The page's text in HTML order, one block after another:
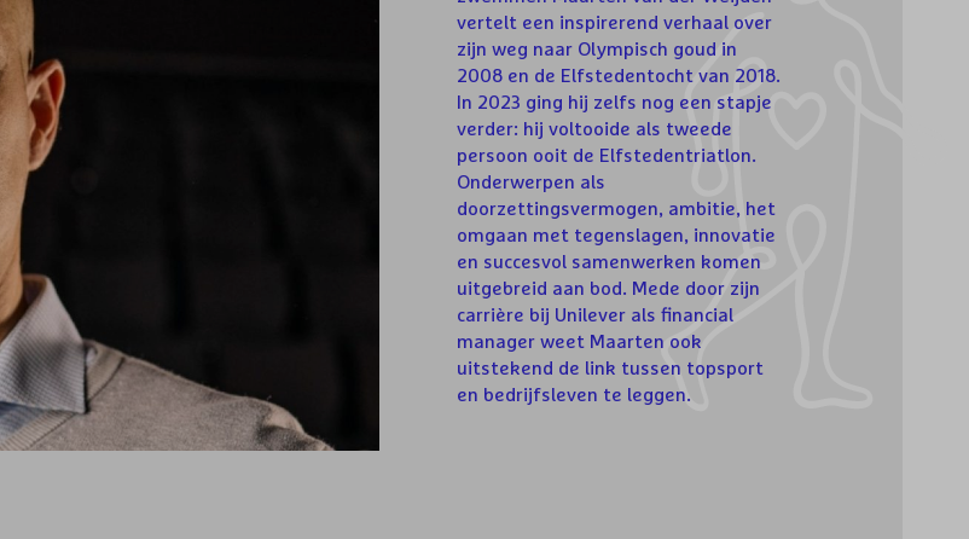
vertelt een inspirerend verhaal over
zijn weg naar Olympisch goud in
2008 en de Elfstedentocht van 2018.
In 2023 ging hij zelfs nog een stapje
verder: hij voltooide als tweede
persoon ooit de Elfstedentriatlon.
Onderwerpen als
doorzettingsvermogen, ambitie, het
omgaan met tegenslagen, innovatie
en succesvol samenwerken komen
uitgebreid aan bod. Mede door zijn
carrière bij Unilever als financial
manager weet Maarten ook
uitstekend de link tussen topsport
en bedrijfsleven te leggen.